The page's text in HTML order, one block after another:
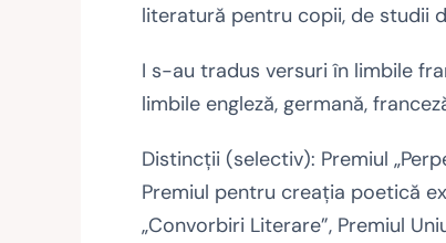
literatură pentru copii, de studii
I s-au tradus versuri în limbile
limbile engleză, germană,
Distincţii (selectiv): Premiul
Premiul pentru creaţia poetică
„Convorbiri Literare”, Premiul